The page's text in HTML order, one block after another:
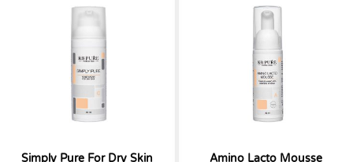
Amino Lacto Mousse
Simply Pure For Dry Skin